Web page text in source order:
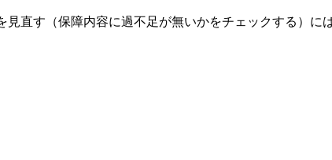
直す（保障内容に過不足が無いかをチェックする）に